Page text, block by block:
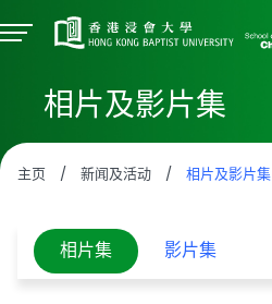
相片及影片集
主页 / 新闻及活动 / 相片及影片集
相片集 影片集